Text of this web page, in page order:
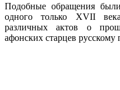
Подобные обращения
одного только XVII
различных актов о
афонских старцев русскому